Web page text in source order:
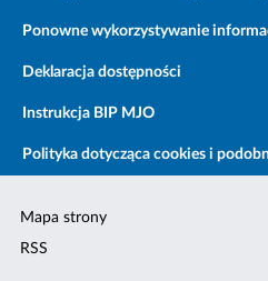
Ponowne wykorzystywanie
Deklaracja dostępności
Instrukcja BIP MJO
Polityka dotycząca cookies i
Mapa strony
RSS